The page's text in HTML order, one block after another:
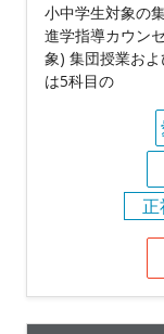
小中学生対象の
進学指導カウン
象) 集団授業お
は5科目の
正